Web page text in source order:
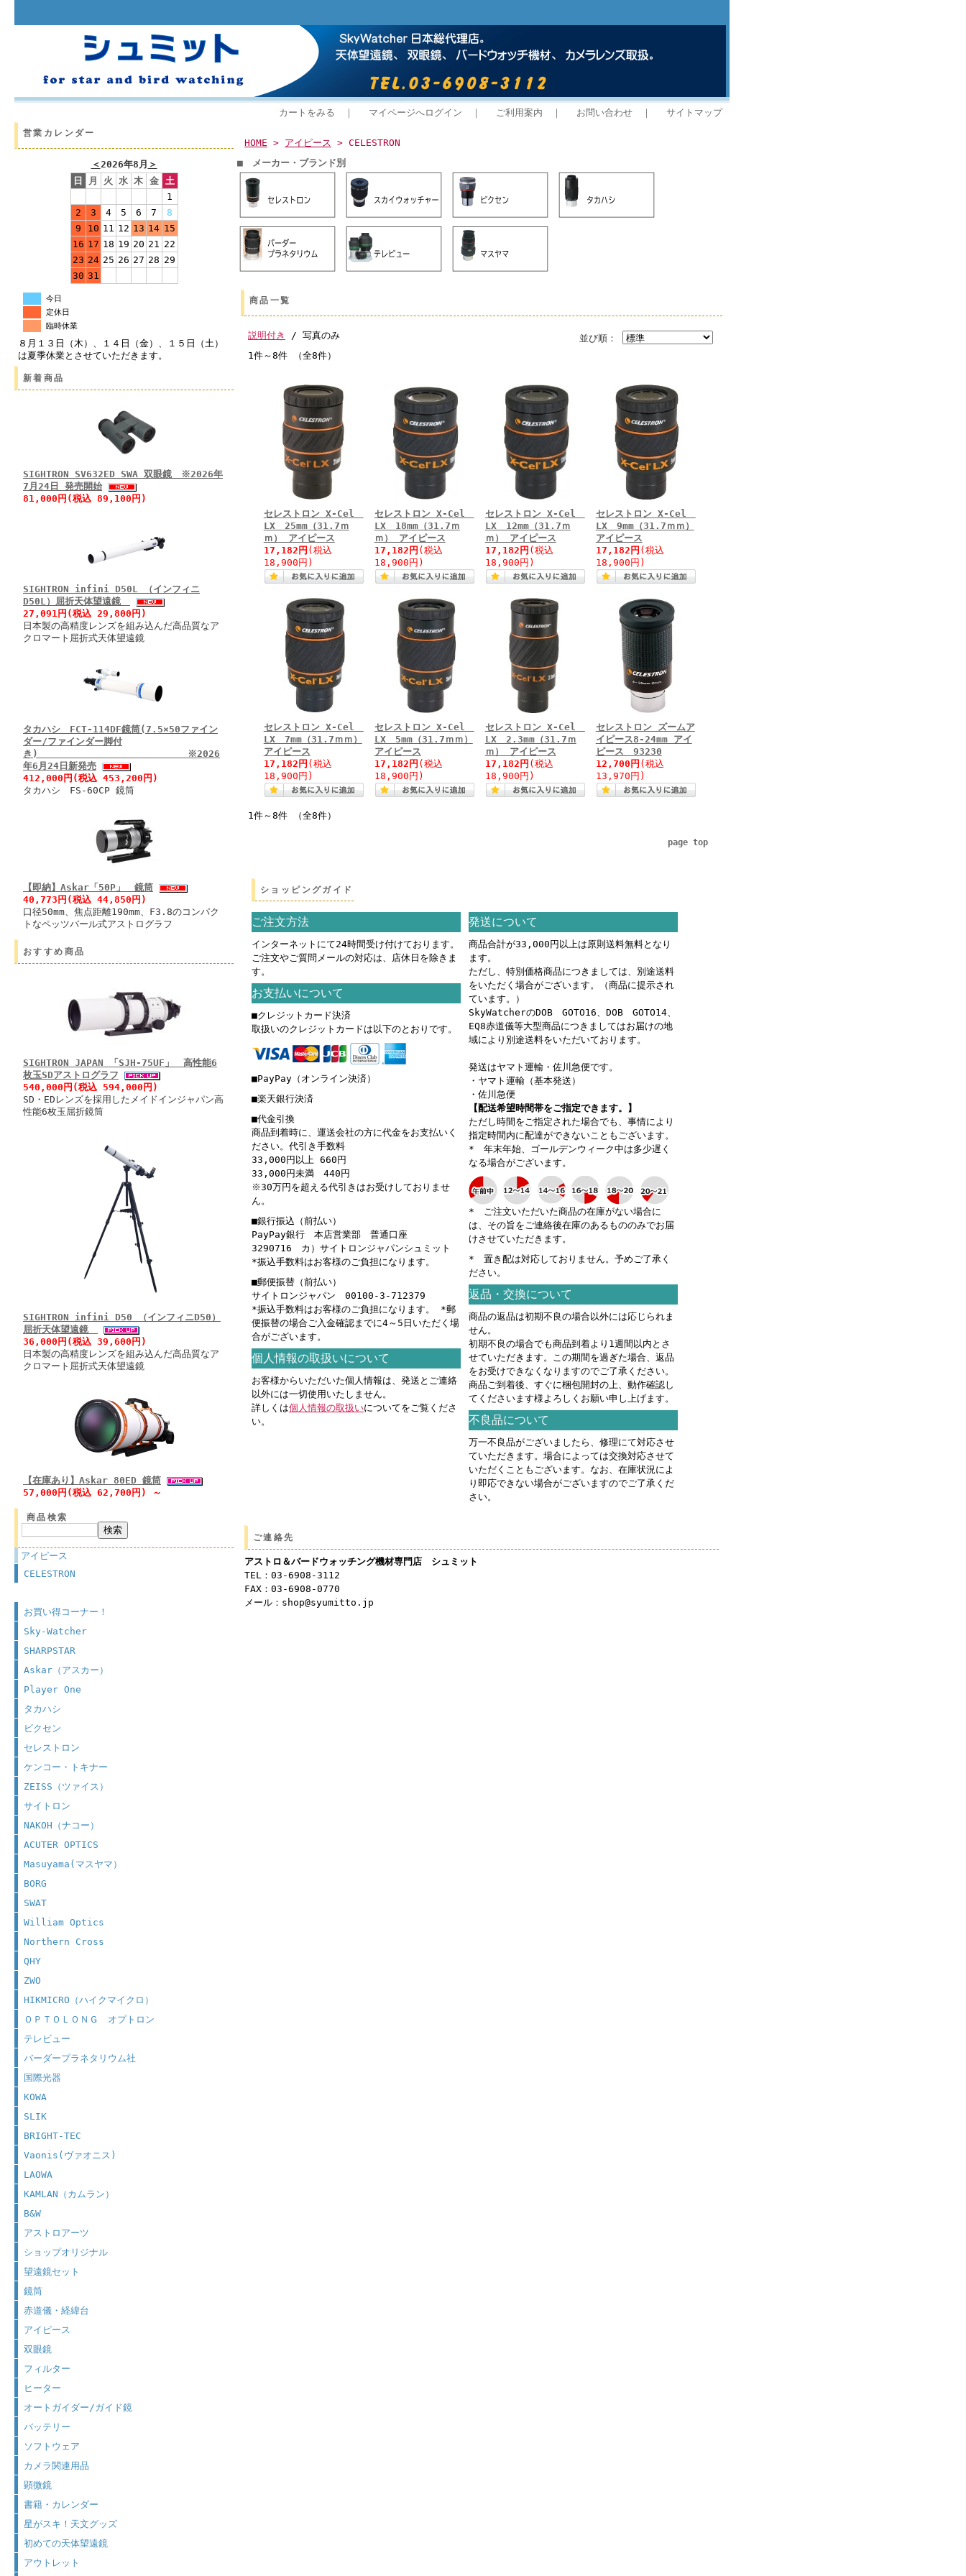
カートをみる ｜ マイページへログイン ｜ ご利用案内 ｜ お問い合わせ ｜ サイトマップ
営業カレンダー
＜2026年8月 ＞
日
月 火 水 木 金
土
1
2
3 4 5 6 7
8
9
10 11 12 13 14 15
16 17 18 19 20 21 22
23 24 25 26 27 28 29
30 31
今日
定休日
臨時休業
８月１３日（木）、１４日（金）、１５日（土）
は夏季休業とさせていただきます。
新着商品
SIGHTRON SV632ED SWA 双眼鏡 ※2026年
7月24日 発売開始
81,000円(税込 89,100円)
SIGHTRON infini D50L （インフィニ
D50L）屈折天体望遠鏡
27,091円(税込 29,800円)
日本製の高精度レンズを組み込んだ高品質なア
クロマート屈折式天体望遠鏡
タカハシ FCT-114DF鏡筒(7.5×50ファイン
ダー/ファインダー脚付
き) ※2026
年6月24日新発売
412,000円(税込 453,200円)
タカハシ FS-60CP 鏡筒
【即納】Askar「50P」 鏡筒
40,773円(税込 44,850円)
口径50mm、焦点距離190mm、F3.8のコンパク
トなペッツバール式アストログラフ
おすすめ商品
SIGHTRON JAPAN 「SJH-75UF」 高性能6
枚玉SDアストログラフ
540,000円(税込 594,000円)
SD・EDレンズを採用したメイドインジャパン高
性能6枚玉屈折鏡筒
SIGHTRON infini D50 （インフィニD50）
屈折天体望遠鏡
36,000円(税込 39,600円)
日本製の高精度レンズを組み込んだ高品質なア
クロマート屈折式天体望遠鏡
【在庫あり】Askar 80ED 鏡筒
57,000円(税込 62,700円) ～
商品検索
アイピース
CELESTRON
お買い得コーナー！
Sky-Watcher
SHARPSTAR
Askar（アスカー）
Player One
タカハシ
ビクセン
セレストロン
ケンコー・トキナー
ZEISS（ツァイス）
サイトロン
NAKOH（ナコー）
ACUTER OPTICS
Masuyama(マスヤマ）
BORG
SWAT
William Optics
Northern Cross
QHY
ZWO
HIKMICRO（ハイクマイクロ）
ＯＰＴＯＬＯＮＧ オプトロン
テレビュー
バーダープラネタリウム社
国際光器
KOWA
SLIK
BRIGHT-TEC
Vaonis(ヴァオニス)
LAOWA
KAMLAN（カムラン）
B&W
アストロアーツ
ショップオリジナル
望遠鏡セット
鏡筒
赤道儀・経緯台
アイピース
双眼鏡
フィルター
ヒーター
オートガイダー/ガイド鏡
バッテリー
ソフトウェア
カメラ関連用品
顕微鏡
書籍・カレンダー
星がスキ！天文グッズ
初めての天体望遠鏡
アウトレット
HOME > アイピース > CELESTRON
■ メーカー・ブランド別
商品一覧
並び順：
説明付き
/ 写真のみ
1件～8件 （全8件）
セレストロン X-Cel
LX 25mm（31.7ｍ
ｍ） アイピース
17,182円 (税込
18,900円)
セレストロン X-Cel
LX 18mm（31.7ｍ
ｍ） アイピース
17,182円 (税込
18,900円)
セレストロン X-Cel
LX 12mm（31.7ｍ
ｍ） アイピース
17,182円 (税込
18,900円)
セレストロン X-Cel
LX 9mm（31.7ｍｍ）
アイピース
17,182円 (税込
18,900円)
セレストロン X-Cel
LX 7mm（31.7ｍｍ）
アイピース
17,182円 (税込
18,900円)
セレストロン X-Cel
LX 5mm（31.7ｍｍ）
アイピース
17,182円 (税込
18,900円)
セレストロン X-Cel
LX 2.3mm（31.7ｍ
ｍ） アイピース
17,182円 (税込
18,900円)
セレストロン ズームア
イピース8-24mm アイ
ピース 93230
12,700円 (税込
13,970円)
1件～8件 （全8件）
page top
ショッピングガイド
ご注文方法
インターネットにて24時間受け付けております。
ご注文やご質問メールの対応は、店休日を除きま
す。
お支払いについて
■クレジットカード決済
取扱いのクレジットカードは以下のとおりです。
■PayPay（オンライン決済）
■楽天銀行決済
■代金引換
商品到着時に、運送会社の方に代金をお支払いく
ださい。代引き手数料
33,000円以上 660円
33,000円未満 440円
※30万円を超える代引きはお受けしておりませ
ん。
■銀行振込（前払い）
PayPay銀行 本店営業部 普通口座
3290716 カ）サイトロンジャパンシュミット
*振込手数料はお客様のご負担になります。
■郵便振替（前払い）
サイトロンジャパン 00100-3-712379
*振込手数料はお客様のご負担になります。 *郵
便振替の場合ご入金確認までに4～5日いただく場
合がございます。
個人情報の取扱いについて
お客様からいただいた個人情報は、発送とご連絡
以外には一切使用いたしません。
詳しくは個人情報の取扱いについてをご覧くださ
い。
発送について
商品合計が33,000円以上は原則送料無料となり
ます。
ただし、特別価格商品につきましては、別途送料
をいただく場合がございます。（商品に提示され
ています。）
SkyWatcherのDOB GOTO16、DOB GOTO14、
EQ8赤道儀等大型商品につきましてはお届けの地
域により別途送料をいただいております。
発送はヤマト運輸・佐川急便です。
・ヤマト運輸（基本発送）
・佐川急便
【配送希望時間帯をご指定できます。】
ただし時間をご指定された場合でも、事情により
指定時間内に配達ができないこともございます。
* 年末年始、ゴールデンウィーク中は多少遅く
なる場合がございます。
* ご注文いただいた商品の在庫がない場合に
は、その旨をご連絡後在庫のあるもののみでお届
けさせていただきます。
* 置き配は対応しておりません。予めご了承く
ださい。
返品・交換について
商品の返品は初期不良の場合以外には応じられま
せん。
初期不良の場合でも商品到着より1週間以内とさ
せていただきます。この期間を過ぎた場合、返品
をお受けできなくなりますのでご了承ください。
商品ご到着後、すぐに梱包開封の上、動作確認し
てくださいます様よろしくお願い申し上げます。
不良品について
万一不良品がございましたら、修理にて対応させ
ていただきます。場合によっては交換対応させて
いただくこともございます。なお、在庫状況によ
り即応できない場合がございますのでご了承くだ
さい。
ご連絡先
アストロ＆バードウォッチング機材専門店 シュミット
TEL：03-6908-3112
FAX：03-6908-0770
メール：shop@syumitto.jp